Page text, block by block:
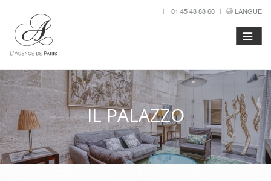
01 45 48 88 60 LANGUE
IL PALAZZO